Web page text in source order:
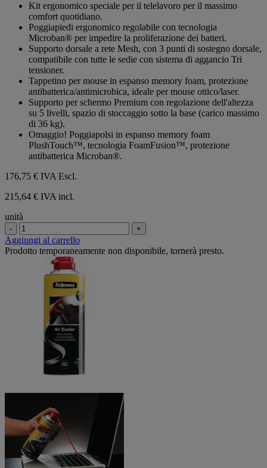
Kit ergonomico speciale per il telelavoro per il massimo
comfort quotidiano.
Poggiapiedi ergonomico regolabile con tecnologia
Microban® per impedire la proliferazione dei batteri.
Supporto dorsale a rete Mesh, con 3 punti di sostegno dorsale,
compatibile con tutte le sedie con sistema di aggancio Tri
tensioner.
Tappetino per mouse in espanso memory foam, protezione
antibatterica/antimicrobica, ideale per mouse ottico/laser.
Supporto per schermo Premium con regolazione dell'altezza
su 5 livelli, spazio di stoccaggio sotto la base (carico massimo
di 36 kg).
Omaggio! Poggiapolsi in espanso memory foam
PlushTouch™, tecnologia FoamFusion™, protezione
antibatterica Microban®.
176,75 € IVA Escl.
215,64 € IVA incl.
unità
- +
Aggiungi al carrello
Prodotto temporaneamente non disponibile, tornerà presto.